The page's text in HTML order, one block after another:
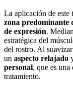
La aplicación de este
zona predominante
de expresión.
estratégica del
del rostro. Al
un aspecto relajado
personal, que es
tratamiento.